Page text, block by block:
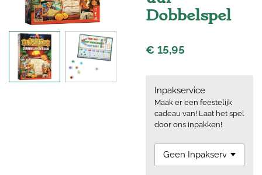
Dobbelspel
€ 15,95
Inpakservice
Maak er een feestelijk
cadeau van! Laat het spel
door ons inpakken!